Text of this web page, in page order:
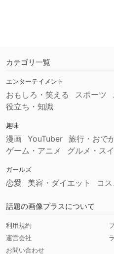
カテゴリ一覧
エンターテイメント
おもしろ・笑える スポーツ
役立ち・知識
趣味
漫画 YouTuber 旅行・おで
ゲーム・アニメ
グルメ・ス
ガールズ
恋愛 美容・ダイエット コ
話題の画像プラスについて
利用規約
運営会社
お問い合わせ